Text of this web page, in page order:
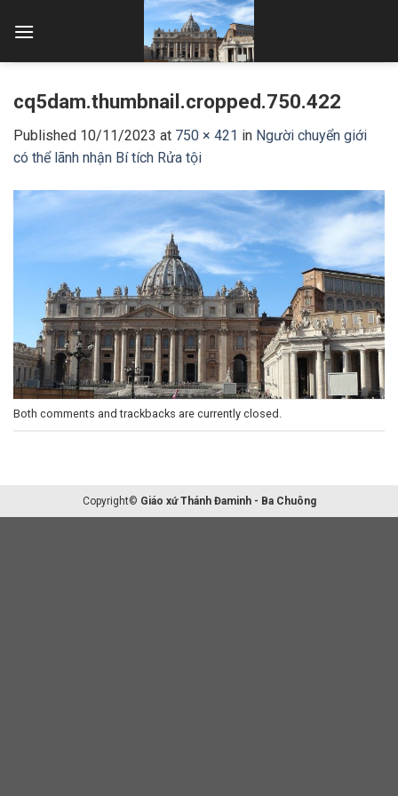
cq5dam.thumbnail.cropped.750.422
Published 10/11/2023 at 750 × 421 in Người chuyển giới
có thể lãnh nhận Bí tích Rửa tội
Both comments and trackbacks are currently closed.
Copyright© Giáo xứ Thánh Đaminh - Ba Chuông